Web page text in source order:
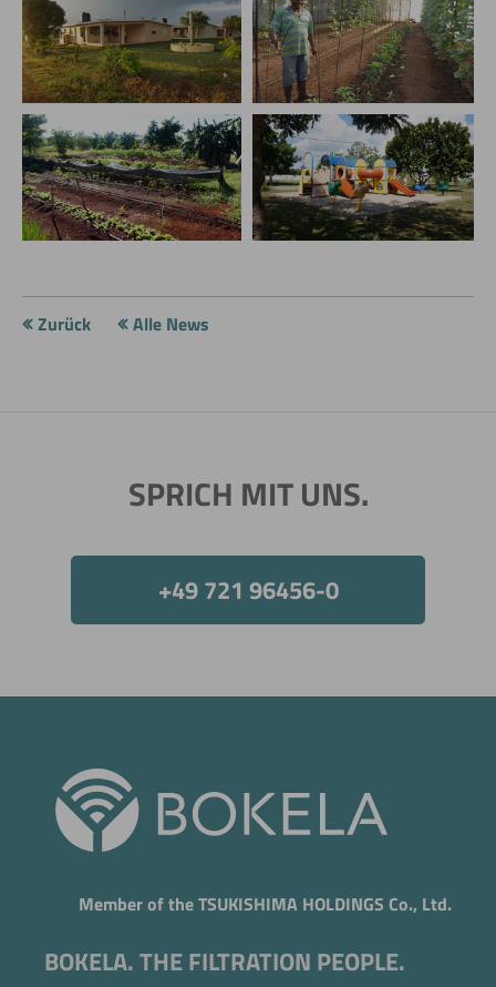
Zurück Alle News
SPRICH MIT UNS.
+49 721 96456-0
Member of the TSUKISHIMA HOLDINGS Co., Ltd.
BOKELA. THE FILTRATION PEOPLE.